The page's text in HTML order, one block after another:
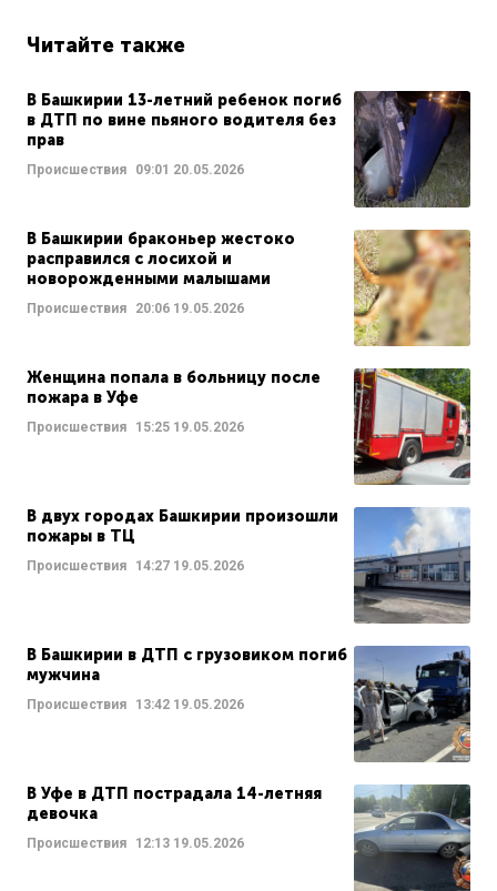
Читайте также
В Башкирии 13-летний ребенок погиб
в ДТП по вине пьяного водителя без
прав
Происшествия 09:01 20.05.2026
В Башкирии браконьер жестоко
расправился с лосихой и
новорожденными малышами
Происшествия 20:06 19.05.2026
Женщина попала в больницу после
пожара в Уфе
Происшествия 15:25 19.05.2026
В двух городах Башкирии произошли
пожары в ТЦ
Происшествия 14:27 19.05.2026
В Башкирии в ДТП с грузовиком погиб
мужчина
Происшествия 13:42 19.05.2026
В Уфе в ДТП пострадала 14-летняя
девочка
Происшествия 12:13 19.05.2026